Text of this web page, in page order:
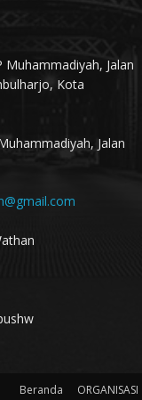
Muhammadiyah, Jalan
Kota
Jalan
Beranda ORGANISASI